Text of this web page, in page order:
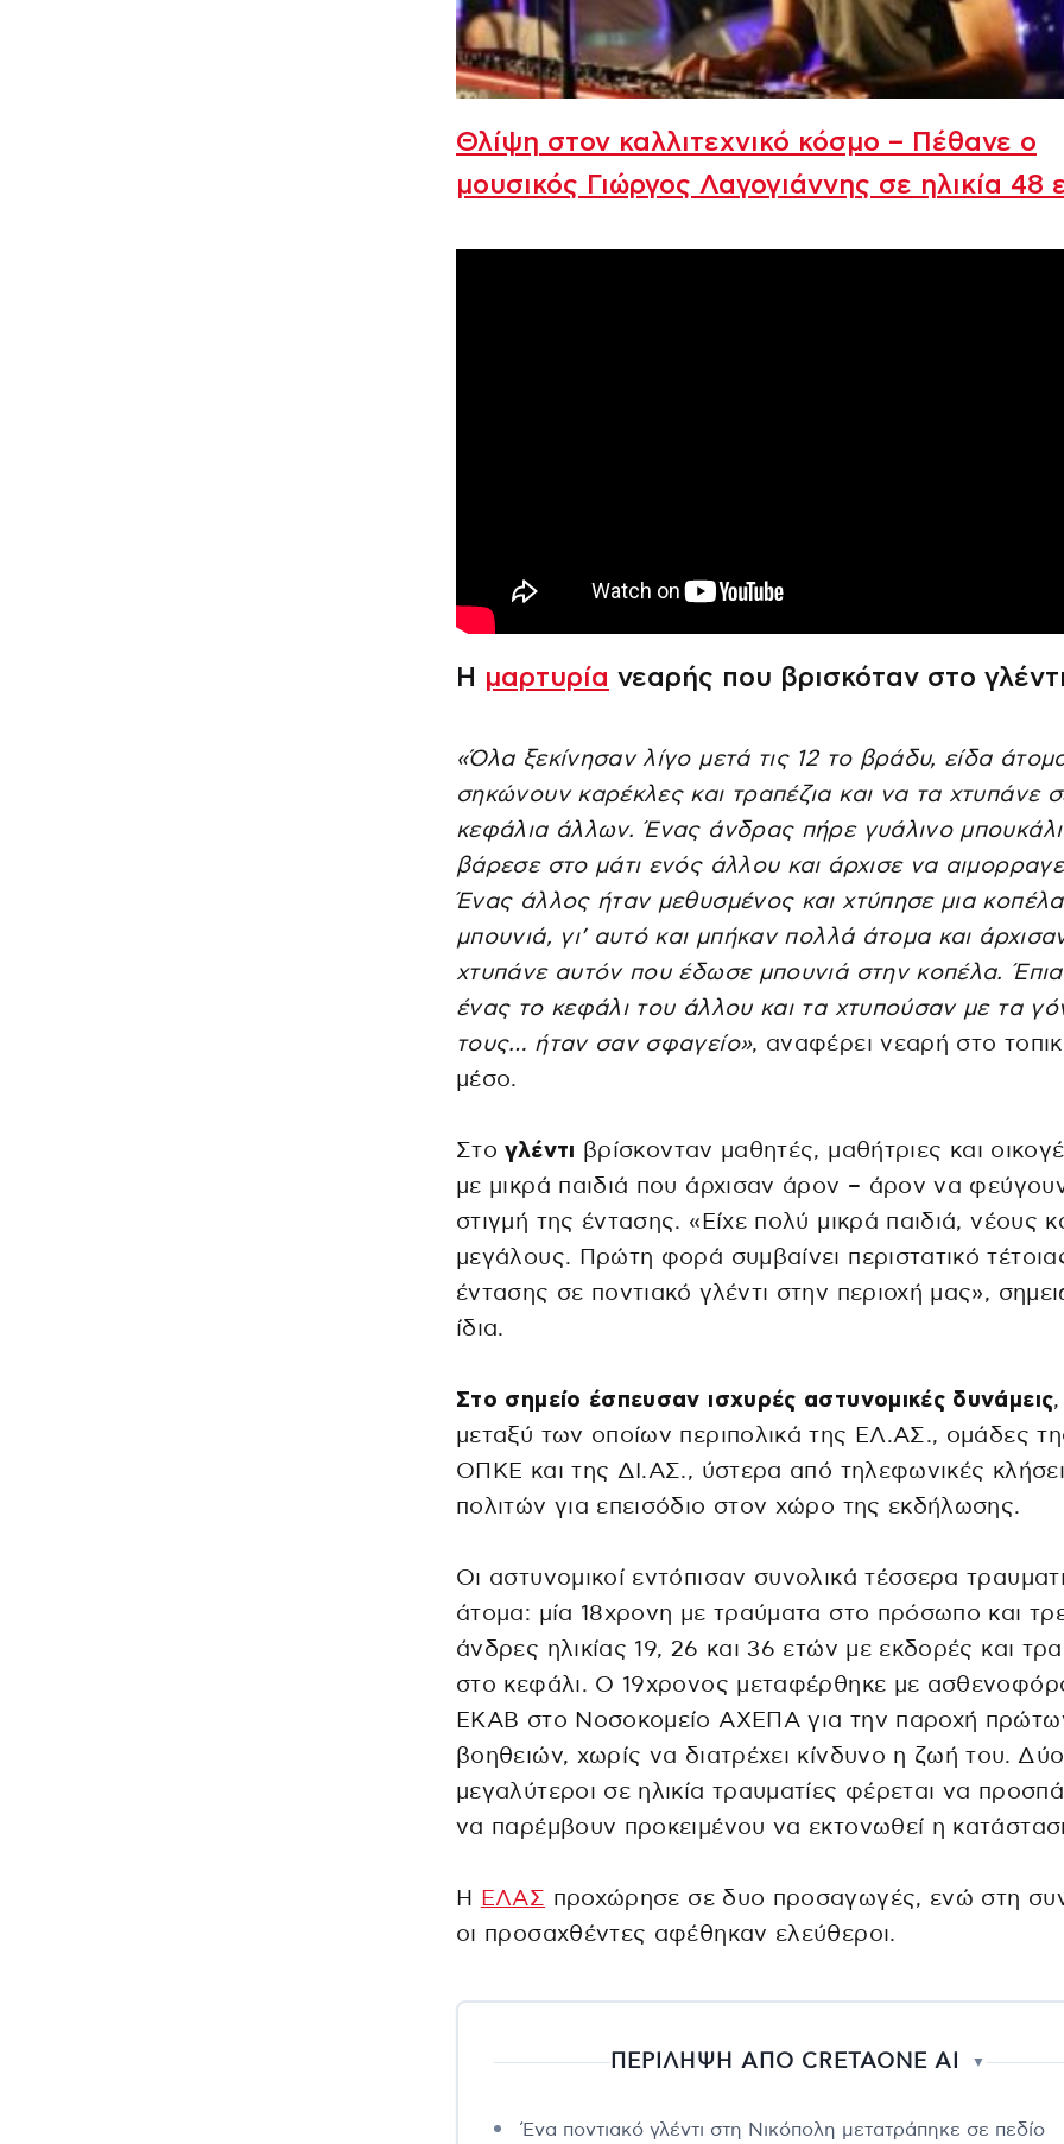
Θλίψη στον καλλιτεχνικό κόσμο – Πέθανε ο
μουσικός Γιώργος Λαγογιάννης σε ηλικία 48
Η μαρτυρία νεαρής που βρισκόταν στο
«Όλα ξεκίνησαν λίγο μετά τις 12 το βράδυ, είδα
σηκώνουν καρέκλες και τραπέζια και να τα χτυπάνε
κεφάλια άλλων. Ένας άνδρας πήρε γυάλινο μπουκάλι
βάρεσε στο μάτι ενός άλλου και άρχισε να
Ένας άλλος ήταν μεθυσμένος και χτύπησε μια
μπουνιά, γι’ αυτό και μπήκαν πολλά άτομα και
χτυπάνε αυτόν που έδωσε μπουνιά στην κοπέλα.
ένας το κεφάλι του άλλου και τα χτυπούσαν με τα
τους… ήταν σαν σφαγείο», αναφέρει νεαρή στο
μέσο.
Στογλέντι βρίσκονταν μαθητές, μαθήτριες και
με μικρά παιδιά που άρχισαν άρον – άρον να
στιγμή της έντασης. «Είχε πολύ μικρά παιδιά, νέους
μεγάλους. Πρώτη φορά συμβαίνει περιστατικό
έντασης σε ποντιακό γλέντι στην περιοχή μας»,
ίδια.
Στο σημείο έσπευσαν ισχυρές αστυνομικές δυνάμεις,
μεταξύ των οποίων περιπολικά της ΕΛ.ΑΣ., ομάδες
ΟΠΚΕ και της ΔΙ.ΑΣ., ύστερα από τηλεφωνικές
πολιτών για επεισόδιο στον χώρο της εκδήλωσης.
Οι αστυνομικοί εντόπισαν συνολικά τέσσερα
άτομα: μία 18χρονη με τραύματα στο πρόσωπο και
άνδρες ηλικίας 19, 26 και 36 ετών με εκδορές και
στο κεφάλι. Ο 19χρονος μεταφέρθηκε με
ΕΚΑΒ στο Νοσοκομείο ΑΧΕΠΑ για την παροχή
βοηθειών, χωρίς να διατρέχει κίνδυνο η ζωή του. Δύο
μεγαλύτεροι σε ηλικία τραυματίες φέρεται να
να παρέμβουν προκειμένου να εκτονωθεί η
Η ΕΛΑΣ προχώρησε σε δυο προσαγωγές, ενώ στη
οι προσαχθέντες αφέθηκαν ελεύθεροι.
ΠΕΡΙΛΗΨΗ ΑΠΟ CRETAONE AI ▼
Ένα ποντιακό γλέντι στη Νικόπολη μετατράπηκε σε πεδίο